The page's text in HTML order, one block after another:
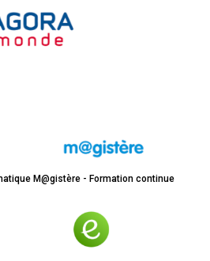
M@gistère - Formation continue